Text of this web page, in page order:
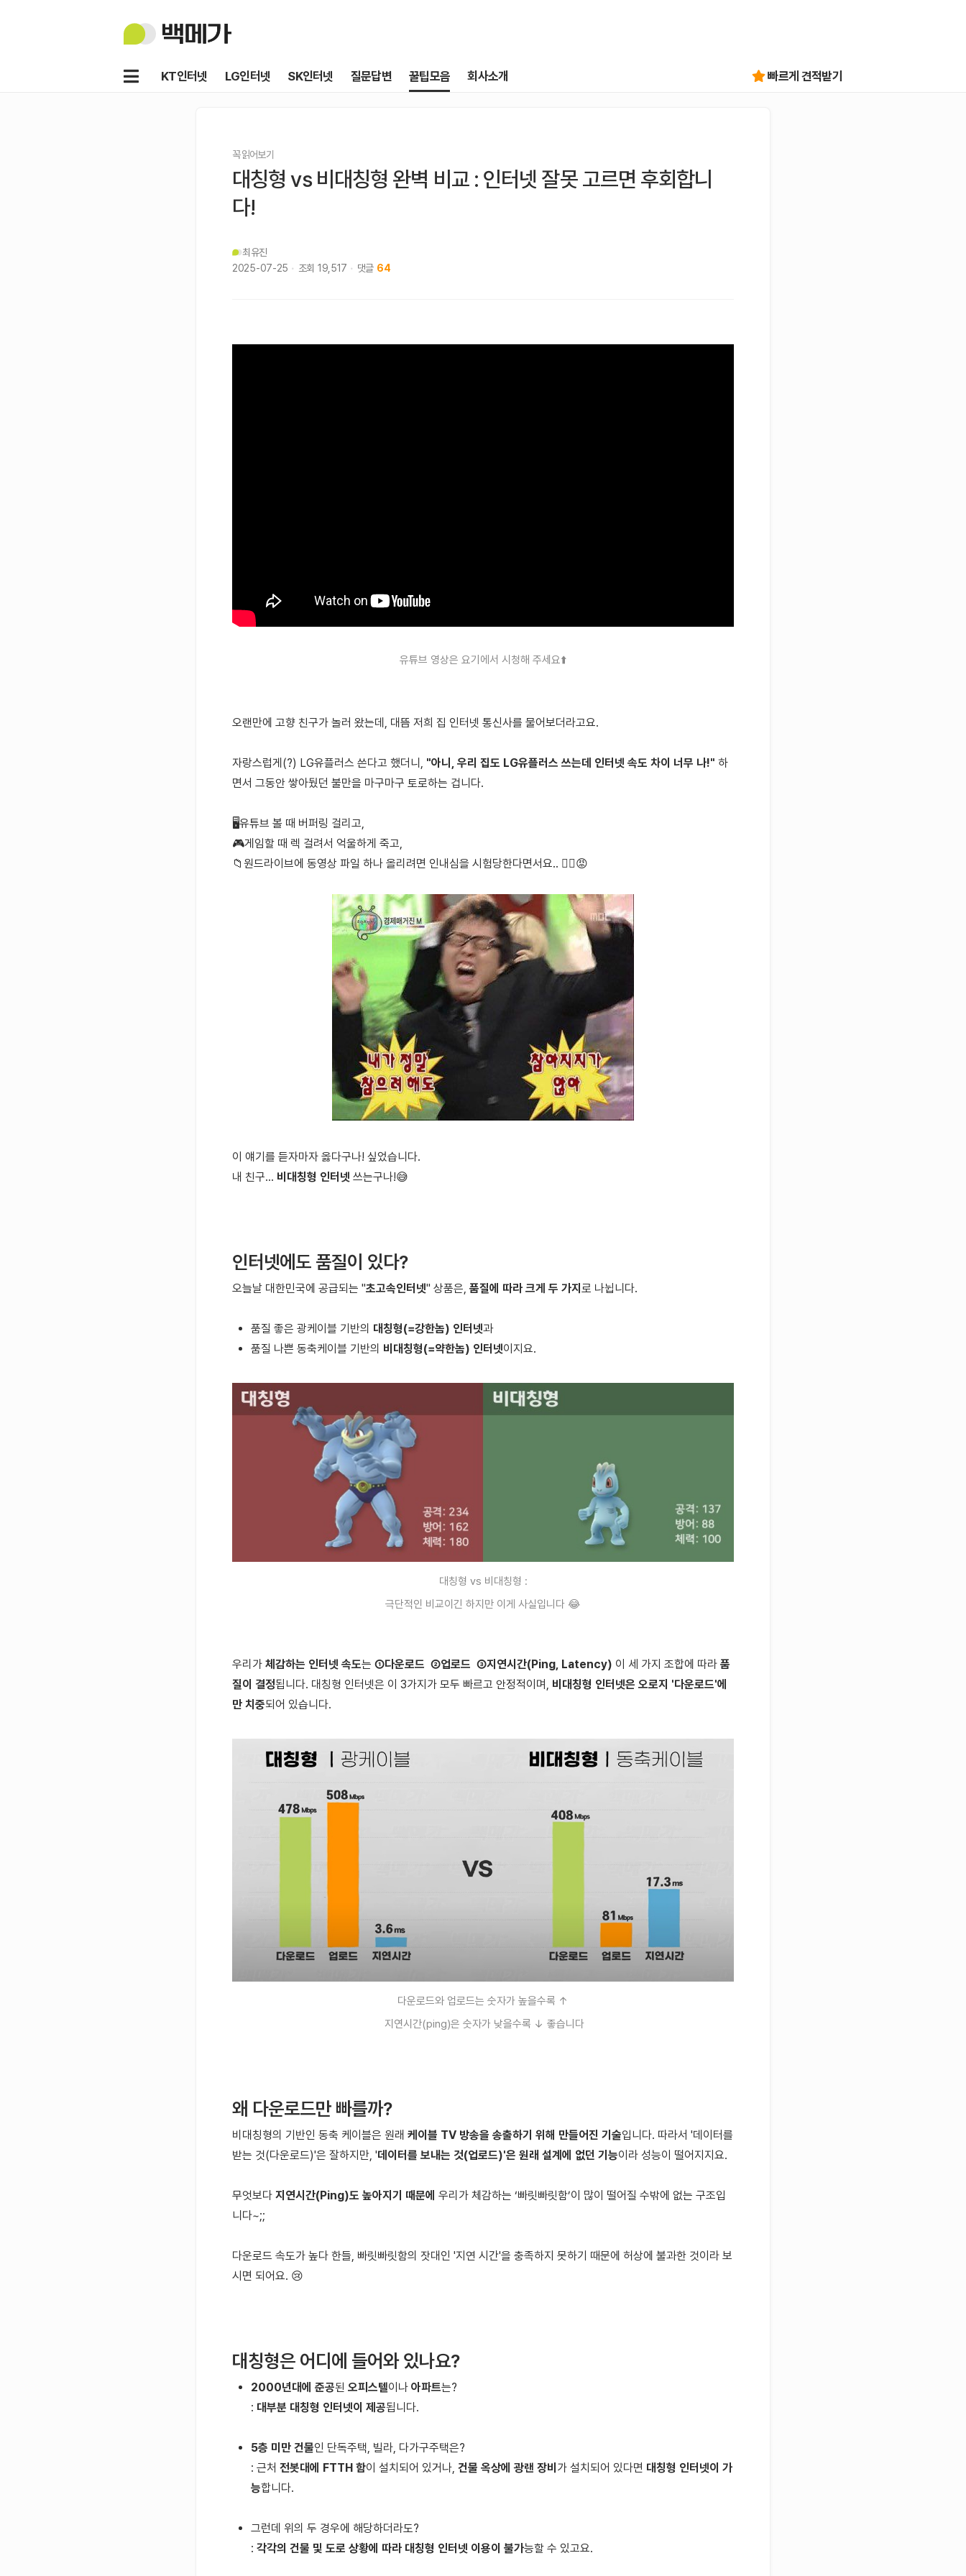
백
KT인터넷
LG인터넷 SK인터넷 질문답변 꿀팁모음 회사소개
메
빠르게 견적받기
꼭 읽어보기
대칭형 vs 비대칭형 완벽 비교 : 인터넷 잘못 고르면 후회합니
다!
최유진
2025-07-25
조회 19,517 댓글 64
유튜브 영상은 요기에서 시청해 주세요⬆️
오랜만에 고향 친구가 놀러 왔는데, 대뜸 저희 집 인터넷 통신사를 물어보더라고요.
자랑스럽게(?) LG유플러스 쓴다고 했더니, "아니, 우리 집도 LG유플러스 쓰는데 인터넷 속도 차이 너무 나!" 하
면서 그동안 쌓아뒀던 불만을 마구마구 토로하는 겁니다.
🖥️유튜브 볼 때 버퍼링 걸리고,
🎮게임할 때 렉 걸려서 억울하게 죽고,
📁원드라이브에 동영상 파일 하나 올리려면 인내심을 시험당한다면서요.. 😵‍💫😡
이 얘기를 듣자마자 옳다구나! 싶었습니다.
내 친구... 비대칭형 인터넷 쓰는구나!😅
인터넷에도 품질이 있다?
오늘날 대한민국에 공급되는 "초고속인터넷" 상품은, 품질에 따라 크게 두 가지 로 나뉩니다.
품질 좋은 광케이블 기반의 대칭형(=강한놈) 인터넷과
품질 나쁜 동축케이블 기반의 비대칭형(=약한놈) 인터넷이지요.
대칭형 vs 비대칭형 :
극단적인 비교이긴 하지만 이게 사실입니다 😂
우리가 체감하는 인터넷 속도는 ①다운로드 ②업로드 ③지연시간(Ping, Latency) 이 세 가지 조합에 따라 품
질이 결정됩니다. 대칭형 인터넷은 이 3가지가 모두 빠르고 안정적이며, 비대칭형 인터넷은 오로지 '다운로드'에
만 치중되어 있습니다.
다운로드와 업로드는 숫자가 높을수록 ↑
지연시간(ping)은 숫자가 낮을수록 ↓ 좋습니다
왜 다운로드만 빠를까?
비대칭형의 기반인 동축 케이블은 원래 케이블 TV 방송을 송출하기 위해 만들어진 기술입니다. 따라서 '데이터를
받는 것(다운로드)'은 잘하지만, '데이터를 보내는 것(업로드)'은 원래 설계에 없던 기능이라 성능이 떨어지지요.
무엇보다 지연시간(Ping)도 높아지기 때문에 우리가 체감하는 ‘빠릿빠릿함’이 많이 떨어질 수밖에 없는 구조입
니다~;;
다운로드 속도가 높다 한들, 빠릿빠릿함의 잣대인 '지연 시간'을 충족하지 못하기 때문에 허상에 불과한 것이라 보
시면 되어요. 😢
대칭형은 어디에 들어와 있나요?
2000년대에 준공된 오피스텔이나 아파트는?
: 대부분 대칭형 인터넷이 제공됩니다.
5층 미만 건물인 단독주택, 빌라, 다가구주택은?
: 근처 전봇대에 FTTH 함이 설치되어 있거나, 건물 옥상에 광랜 장비 가 설치되어 있다면 대칭형 인터넷이 가
능합니다.
그런데 위의 두 경우에 해당하더라도?
: 각각의 건물 및 도로 상황에 따라 대칭형 인터넷 이용이 불가능할 수 있고요.